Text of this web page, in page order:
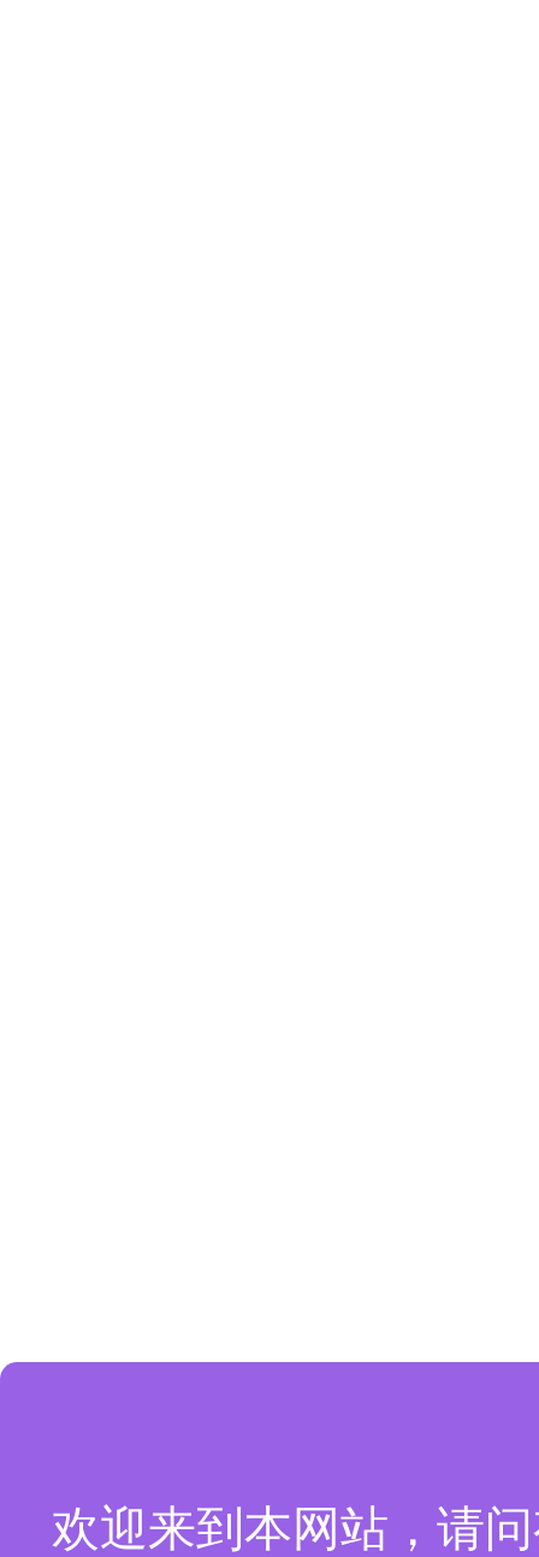
欢迎来到本网站，请